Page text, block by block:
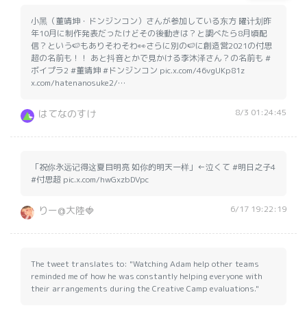
小黑（董靖坤・ドンジンコン）さんが参加している东方 曜计划昨
年10月に制作発表だったけどその後動きは？と調べたら8月頃配
信？という🍉もありそわそわ👀さらに別の🍉に創造営2021の付思
超の名前も！！ あと抖音とかで見かける李沐泽さん？の名前も #
ボイプラ2 #董靖坤 #ドンジンコン pic.x.com/46vgUKp81z
x.com/hatenanosuke2/…
はてなのすけ 8/3 01:24:45
「祝你永远记得这夏目明亮 如你的明天一样」←泣くて #明日之子4
#付思超 pic.x.com/hwGxzbDVpc
りー@大陸🍓 6/17 19:22:19
The tweet translates to: "Watching Adam help other teams
reminded me of how he was constantly helping everyone with
their arrangements during the Creative Camp evaluations."